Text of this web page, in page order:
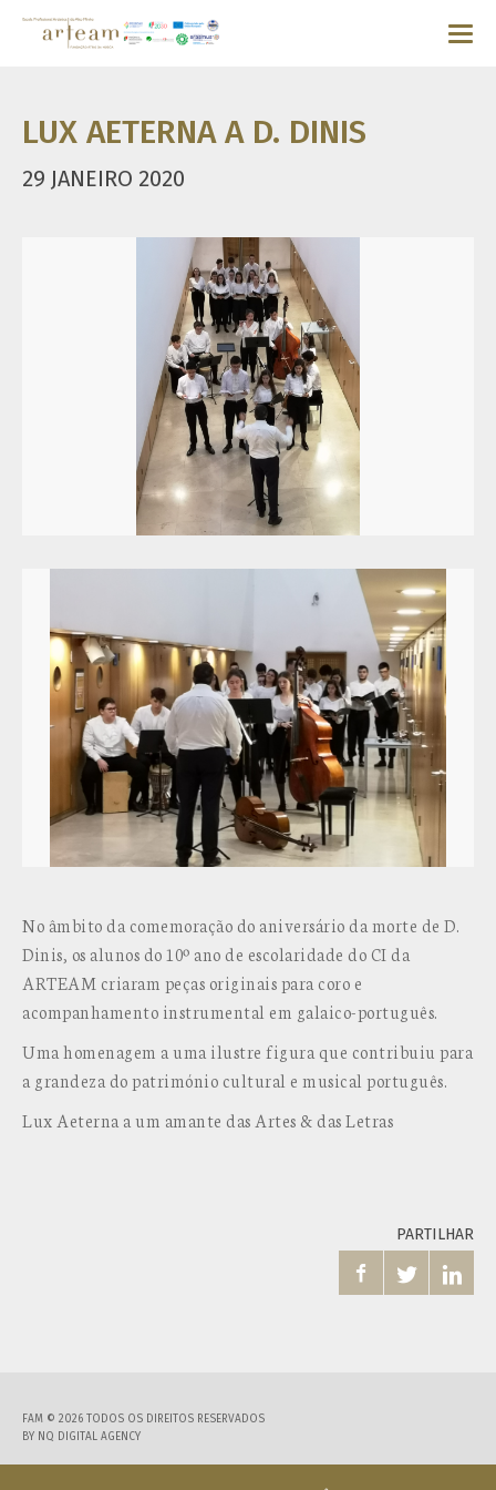
LUX AETERNA A D. DINIS
29 JANEIRO 2020
No âmbito da comemoração do aniversário da morte de D.
Dinis, os alunos do 10º ano de escolaridade do CI da
ARTEAM criaram peças originais para coro e
acompanhamento instrumental em galaico-português.
Uma homenagem a uma ilustre figura que contribuiu para
a grandeza do património cultural e musical português.
Lux Aeterna a um amante das Artes & das Letras
PARTILHAR
  
FAM © 2026 TODOS OS DIREITOS RESERVADOS
BY NQ DIGITAL AGENCY